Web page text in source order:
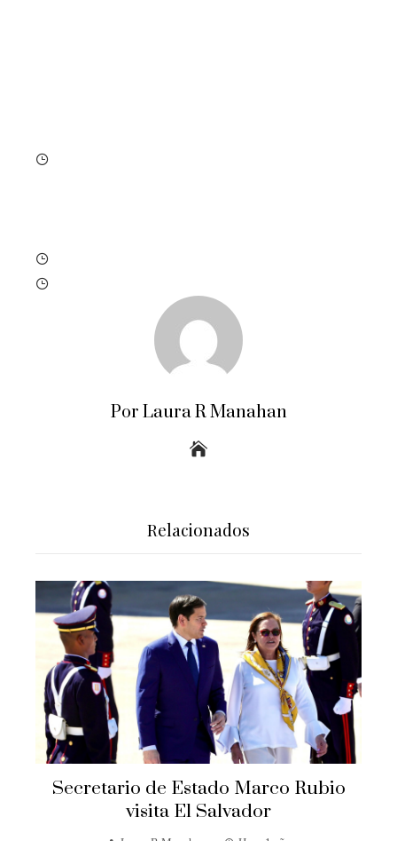
Por Laura R Manahan
Relacionados
Secretario de Estado Marco Rubio
visita El Salvador